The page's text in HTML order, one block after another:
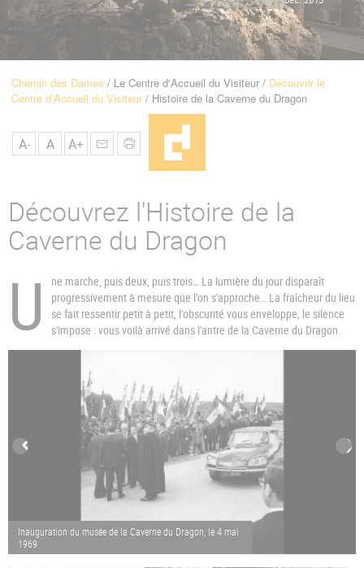
Navigation
Fil
Chemin des Dames Le Centre d'Accueil du Visiteur
Découvrir le
Centre d'Accueil du Visiteur Histoire de la Caverne du Dragon
A- A A+
Découvrez l'Histoire de la
Caverne du Dragon
U
ne marche, puis deux, puis trois… La lumière du jour disparaît
progressivement à mesure que l'on s'approche… La fraîcheur du lieu
se fait ressentir petit à petit, l'obscurité vous enveloppe, le silence
s'impose : vous voilà arrivé dans l'antre de la Caverne du Dragon.
Inauguration du musée de la Caverne du Dragon, le 4 mai
1969